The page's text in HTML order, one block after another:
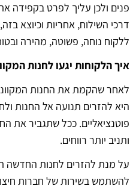
פנים ולכן עליך לפרט בקפידה
דרכי השילוח, אחריות וכיוצא
ללקוח נוחה, פשוטה, מהירה
איך הלקוחות יגעו לחנות
לאחר שהקמת את החנות
היא להזרים תנועה אל החנות
פוטנציאליים. ככל שתגביר את
ותניב יותר רווחים.
על מנת להזרים לחנות החדשה
להשתמש בשירות של חברות